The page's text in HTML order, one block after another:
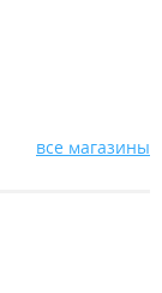
все магазины